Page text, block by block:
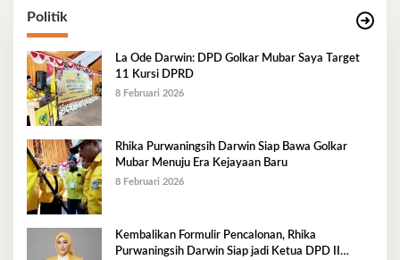
Politik
La Ode Darwin: DPD Golkar Mubar Saya Target
11 Kursi DPRD
8 Februari 2026
Rhika Purwaningsih Darwin Siap Bawa Golkar
Mubar Menuju Era Kejayaan Baru
8 Februari 2026
Kembalikan Formulir Pencalonan, Rhika
Purwaningsih Darwin Siap jadi Ketua DPD II